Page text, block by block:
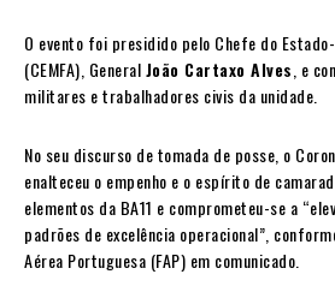
O evento foi presidido pelo Chefe do
(CEMFA), GeneralJoão Cartaxo Alves , e
militares e trabalhadores civis da unidade.
No seu discurso de tomada de posse, o
enalteceu o empenho e o espírito de
elementos da BA11 e comprometeu-se a
padrões de excelência operacional”,
Aérea Portuguesa (FAP) em comunicado.